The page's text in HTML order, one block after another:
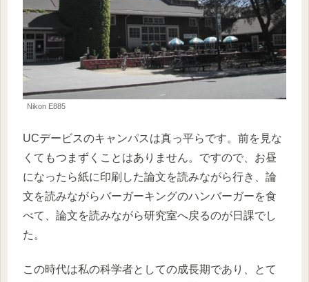
Nikon E885
UCデービスのキャンパスは真っ平らです。前を見な
くてもつまずくことはありません。ですので、お昼
になったら紙に印刷した論文を読みながら行き、論
文を読みながらバーガーキングのハンバーガーを食
べて、論文を読みながら研究室へ戻るのが日課でし
た。
この時代は私の科学者としての成長期であり、とて